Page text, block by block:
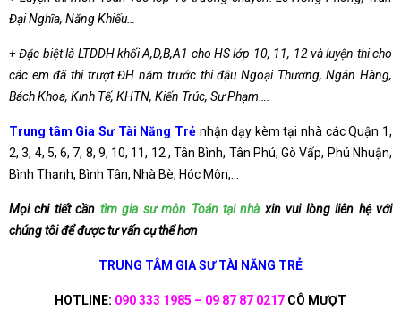
Đại Nghĩa, Năng Khiếu…
+ Đặc biệt là LTDDH khối A,D,B,A1 cho HS lớp 10, 11, 12 và luyện thi cho
các em đã thi trượt ĐH năm trước thi đậu Ngoại Thương, Ngân Hàng,
Bách Khoa, Kinh Tế, KHTN, Kiến Trúc, Sư Phạm….
Trung tâm Gia Sư Tài Năng Trẻnhận dạy kèm tại nhà các Quận 1,
2, 3, 4, 5, 6, 7, 8, 9, 10, 11, 12 , Tân Bình, Tân Phú, Gò Vấp, Phú Nhuận,
Bình Thạnh, Bình Tân, Nhà Bè, Hóc Môn,…
Mọi chi tiết cần tìm gia sư môn Toán tại nhà xin vui lòng liên hệ với
chúng tôi để được tư vấn cụ thể hơn
TRUNG TÂM GIA SƯ TÀI NĂNG TRẺ
HOTLINE: 090 333 1985 – 09 87 87 0217 CÔ MƯỢT